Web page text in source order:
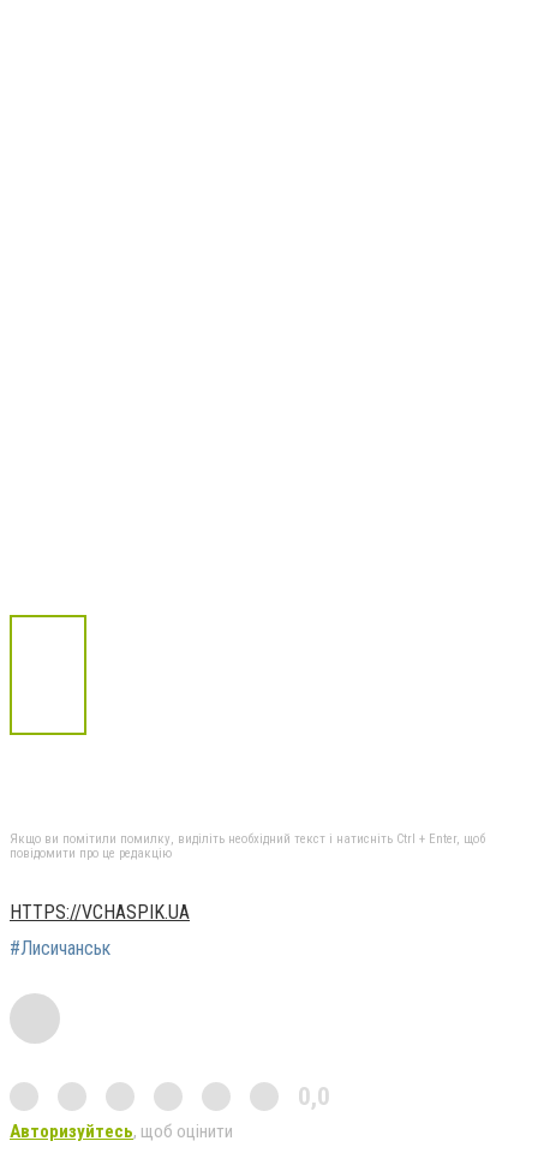
Якщо ви помітили помилку, виділіть необхідний текст і натисніть Ctrl + Enter, щоб
повідомити про це редакцію
HTTPS://VCHASPIK.UA
#Лисичанськ
0,0
Авторизуйтесь, щоб оцінити